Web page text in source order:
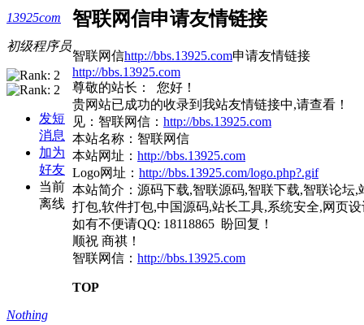
13925com
初级程序员
发短
消息
加为
好友
当前
离线
智联网信申请友情链接
智联网信http://bbs.13925.com申请友情链接
http://bbs.13925.com
尊敬的站长： 您好！
贵网站已成功的收录到我站友情链接中,请查看！
见：智联网信： http://bbs.13925.com
本站名称：智联网信
本站网址： http://bbs.13925.com
Logo网址： http://bbs.13925.com/logo.php?.gif
本站简介：源码下载,智联源码,智联下载,智联论坛
打包,软件打包,中国源码,站长工具,系统安全,网页
如有不便请QQ: 18118865 盼回复！
顺祝 商祺！
智联网信： http://bbs.13925.com
TOP
Nothing